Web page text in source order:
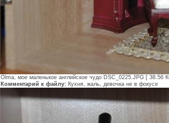
Olma, мое маленькое английское чудо DSC_0225.JPG [ 38.56
Комментарий к файлу: Кухня, жаль, девочка не в фокусе